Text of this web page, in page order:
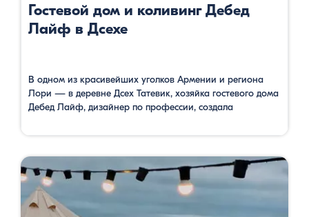
Гостевой дом и коливинг Дебед
Лайф в Дсехе
В одном из красивейших уголков Армении и региона
Лори — в деревне Дсех Татевик, хозяйка гостевого дома
Дебед Лайф, дизайнер по профессии, создала
создала действительно нечто уникальное в горах
Армении. Если вы работайте на удалёнке, и вам …